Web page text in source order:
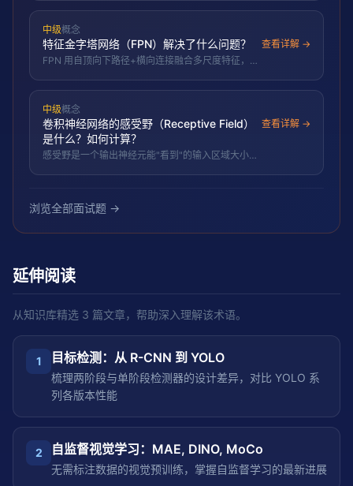
中级概念
特征金字塔网络（FPN）解决了什么问题？
FPN 用自顶向下路径+横向连接融合多尺度特征，让
查看详解 →
中级概念
卷积神经网络的感受野（Receptive Field）
是什么？如何计算？
感受野是一个输出神经元能"看到"的输入区域大小，
查看详解 →
浏览全部面试题 →
延伸阅读
从知识库精选 3 篇文章，帮助深入理解该术语。
1 目标检测：从 R-CNN 到 YOLO
梳理两阶段与单阶段检测器的设计差异，对比 YOLO 系
列各版本性能
2 自监督视觉学习：MAE, DINO, MoCo
无需标注数据的视觉预训练，掌握自监督学习的最新进展